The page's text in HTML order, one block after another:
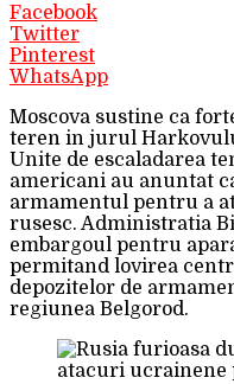
Facebook
Twitter
Pinterest
WhatsApp
Moscova sustine ca
teren in jurul
Unite de escaladarea
americani au anuntat
armamentul pentru a
rusesc. Administratia
embargoul pentru
permitand lovirea
depozitelor de
regiunea Belgorod.